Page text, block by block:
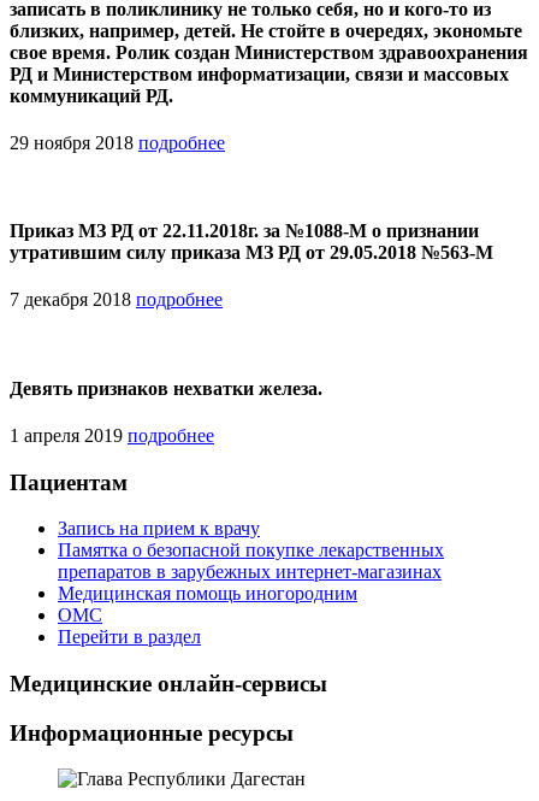
записать в поликлинику не только себя, но и кого-то из
близких, например, детей. Не стойте в очередях, экономьте
свое время. Ролик создан Министерством здравоохранения
РД и Министерством информатизации, связи и массовых
коммуникаций РД.
29 ноября 2018 подробнее
Приказ МЗ РД от 22.11.2018г. за №1088-М о признании
утратившим силу приказа МЗ РД от 29.05.2018 №563-М
7 декабря 2018 подробнее
Девять признаков нехватки железа.
1 апреля 2019 подробнее
Пациентам
Запись на прием к врачу
Памятка о безопасной покупке лекарственных
препаратов в зарубежных интернет-магазинах
Медицинская помощь иногородним
ОМС
Перейти в раздел
Медицинские онлайн-сервисы
Информационные ресурсы